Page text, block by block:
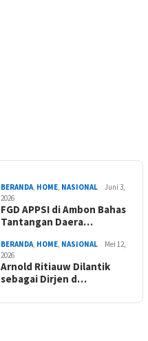
BERANDA, HOME, NASIONAL
Juni 3,
2026
FGD APPSI di Ambon Bahas
Tantangan Daera…
BERANDA, HOME, NASIONAL
Mei 12,
2026
Arnold Ritiauw Dilantik
sebagai Dirjen d…